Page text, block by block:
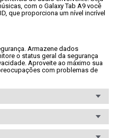
com o Galaxy Tab A9 você
que proporciona um nível incrível
Armazene dados
o status geral da segurança
Aproveite ao máximo sua
com problemas de
Chip;